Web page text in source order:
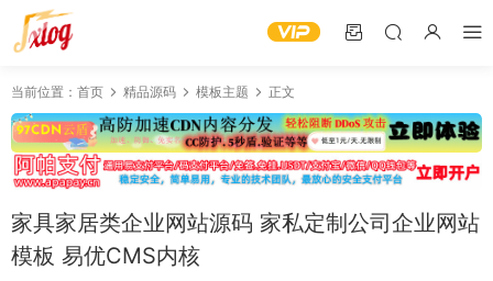
当前位置： 首页 精品源码 模板主题 正文
家具家居类企业网站源码 家私定制公司企业网站
模板 易优CMS内核